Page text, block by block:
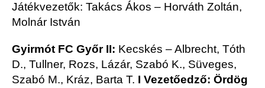
Játékvezetők: Takács Ákos – Horváth Zoltán,
Molnár István
Gyirmót FC Győr II: Kecskés – Albrecht, Tóth
D., Tullner, Rozs, Lázár, Szabó K., Süveges,
Szabó M., Kráz, Barta T. I Vezetőedző: Ördög